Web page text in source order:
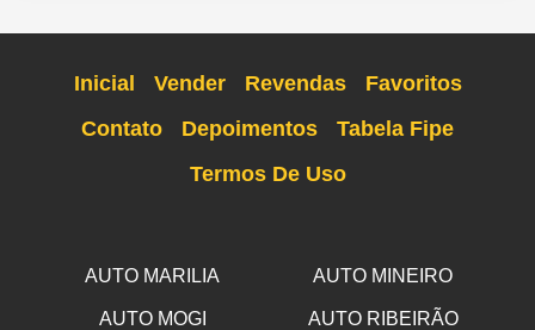
Inicial Vender Revendas
Favoritos
Contato
Depoimentos
Tabela Fipe
Termos De Uso
AUTO MARILIA AUTO MINEIRO
AUTO MOGI AUTO RIBEIRÃO